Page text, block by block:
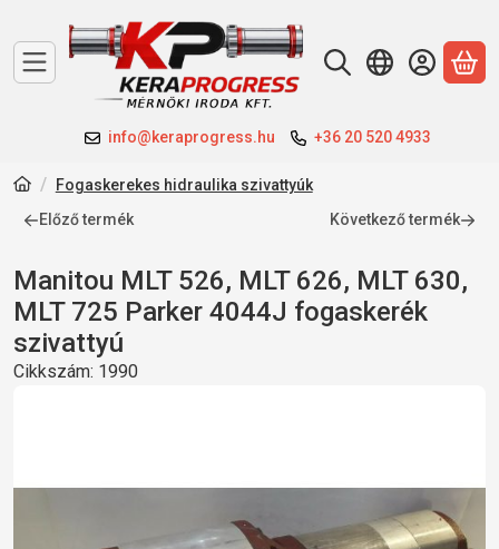
info@keraprogress.hu +36 20 520 4933
A
Fogaskerekes hidraulika szivattyúk
Előző termék
Következő termék
Manitou MLT 526, MLT 626, MLT 630,
MLT 725 Parker 4044J fogaskerék
szivattyú
Cikkszám: 1990